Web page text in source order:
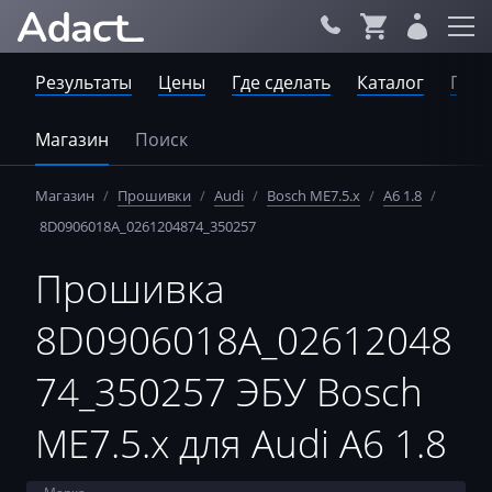
Результаты Цены Где сделать Каталог
Магазин Поиск
Магазин / Прошивки / Audi / Bosch ME7.5.x / A6 1.8 /
8D0906018A_0261204874_350257
Прошивка
8D0906018A_02612048
74_350257 ЭБУ Bosch
ME7.5.x для Audi A6 1.8